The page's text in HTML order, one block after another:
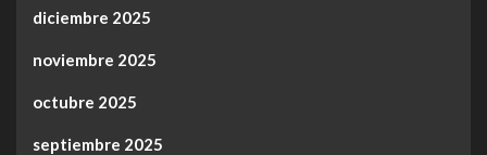
diciembre 2025
noviembre 2025
octubre 2025
septiembre 2025